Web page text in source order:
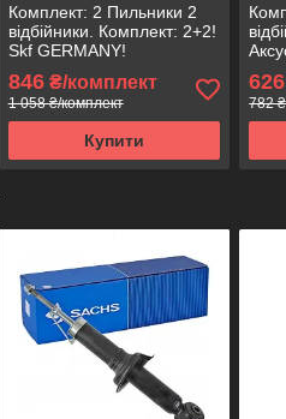
Комплект: 2 Пильники 2
відбійники. Комплект: 2+2!
Skf GERMANY!
846₴/комплект
1 058 ₴/комплект
Купити
626
782